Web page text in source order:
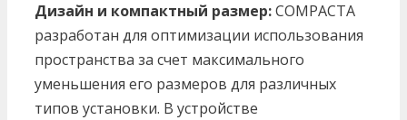
Дизайн и компактный размер:COMPACTA
разработан для оптимизации использования
пространства за счет максимального
уменьшения его размеров для различных
типов установки. В устройстве